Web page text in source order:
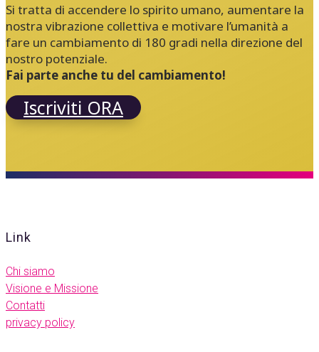
Si tratta di accendere lo spirito umano, aumentare la
nostra vibrazione collettiva e motivare l’umanità a
fare un cambiamento di 180 gradi nella direzione del
nostro potenziale.
Fai parte anche tu del cambiamento!
Iscriviti ORA
Link
Chi siamo
Visione e Missione
Contatti
privacy policy